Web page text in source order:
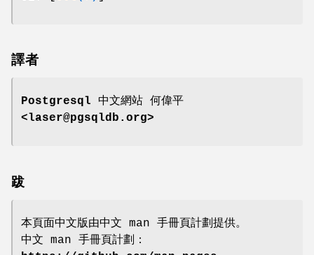
譯者
Postgresql 中文網站 何偉平
<laser@pgsqldb.org>
跋
本頁面中文版由中文 man 手冊頁計劃提供。
中文 man 手冊頁計劃：